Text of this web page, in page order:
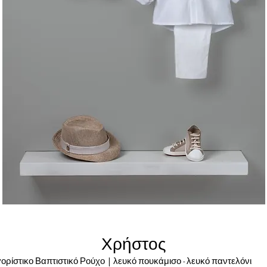
Χρήστος
Βαπτιστικό Ρούχο | λευκό πουκάμισο - λευκό